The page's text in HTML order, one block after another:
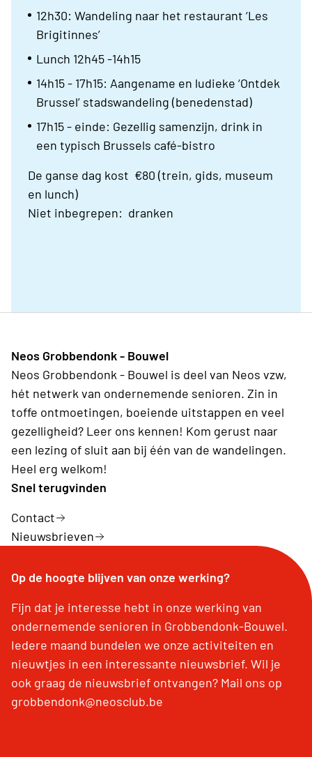
12h30: Wandeling naar het restaurant ‘Les
Brigitinnes’
Lunch 12h45 -14h15
14h15 - 17h15: Aangename en ludieke ‘Ontdek
Brussel’ stadswandeling (benedenstad)
17h15 - einde: Gezellig samenzijn, drink in
een typisch Brussels café-bistro
De ganse dag kost €80 (trein, gids, museum
en lunch)
Niet inbegrepen: dranken
Neos Grobbendonk - Bouwel
Neos Grobbendonk - Bouwel is deel van Neos vzw,
hét netwerk van ondernemende senioren. Zin in
toffe ontmoetingen, boeiende uitstappen en veel
gezelligheid? Leer ons kennen! Kom gerust naar
een lezing of sluit aan bij één van de wandelingen.
Heel erg welkom!
Snel terugvinden
Contact
Nieuwsbrieven
Op de hoogte blijven van onze werking?
Fijn dat je interesse hebt in onze werking van
ondernemende senioren in Grobbendonk-Bouwel.
Iedere maand bundelen we onze activiteiten en
nieuwtjes in een interessante nieuwsbrief. Wil je
ook graag de nieuwsbrief ontvangen? Mail ons op
grobbendonk@neosclub.be